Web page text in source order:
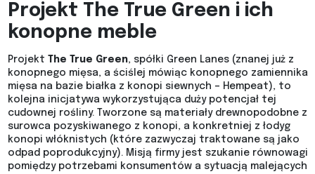
Projekt The True Green i ich
konopne meble
Projekt The True Green, spółki Green Lanes (znanej już z
konopnego mięsa, a ściślej mówiąc konopnego zamiennika
mięsa na bazie białka z konopi siewnych – Hempeat), to
kolejna inicjatywa wykorzystująca duży potencjał tej
cudownej rośliny. Tworzone są materiały drewnopodobne z
surowca pozyskiwanego z konopi, a konkretniej z łodyg
konopi włóknistych (które zazwyczaj traktowane są jako
odpad poprodukcyjny). Misją firmy jest szukanie równowagi
pomiędzy potrzebami konsumentów a sytuacją malejących